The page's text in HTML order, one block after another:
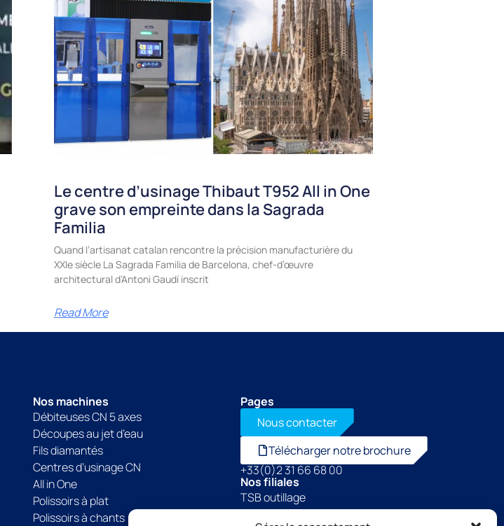
Le centre d’usinage Thibaut T952 All in One
grave son empreinte dans la Sagrada
Familia
Quand l’artisanat catalan rencontre la précision manufacturière du
XXIe siècle La Sagrada Familia de Barcelona, chef-d’œuvre
architectural d’Antoni Gaudí inscrit
Read More
Nos machines
Débiteuses CN 5 axes
Découpes au jet d’eau
Fils diamantés
Centres d’usinage CN
All in One
Polissoirs à plat
Polissoirs à chants
Pages
Nous contacter
Télécharger notre brochure
+33(0)2 31 66 68 00
Nos filiales
TSB outillage
Thibaut Recrutement